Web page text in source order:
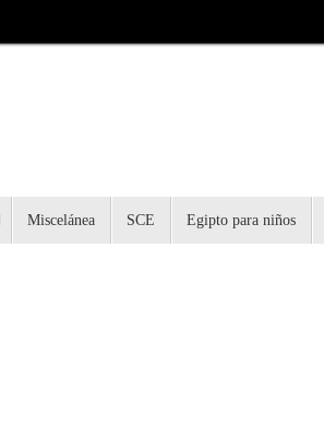
Miscelánea SCE Egipto para niños